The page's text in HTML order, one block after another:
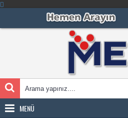
MENÜ